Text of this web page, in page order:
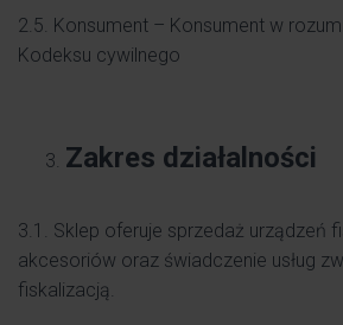
2.5. Konsument – Konsument w
Kodeksu cywilnego
Zakres działalności
3.1. Sklep oferuje sprzedaż urządzeń
akcesoriów oraz świadczenie usług
fiskalizacją.